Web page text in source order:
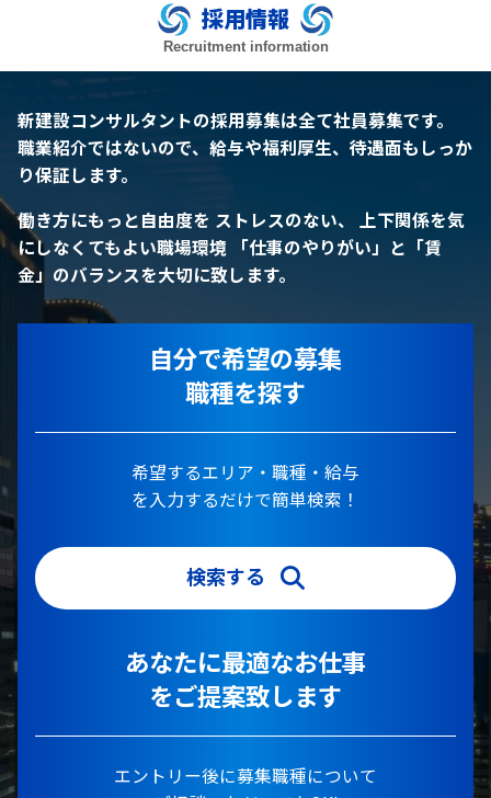
採用情報
Recruitment information
新建設コンサルタントの採用募集は全て社員募集です。
職業紹介ではないので、給与や福利厚生、待遇面もしっか
り保証します。
働き方にもっと自由度を ストレスのない、 上下関係を気
にしなくてもよい職場環境 「仕事のやりがい」と「賃
金」のバランスを大切に致します。
自分で希望の募集
職種を探す
希望するエリア・職種・給与
を入力するだけで簡単検索！
検索する
あなたに最適なお仕事
をご提案致します
エントリー後に募集職種について